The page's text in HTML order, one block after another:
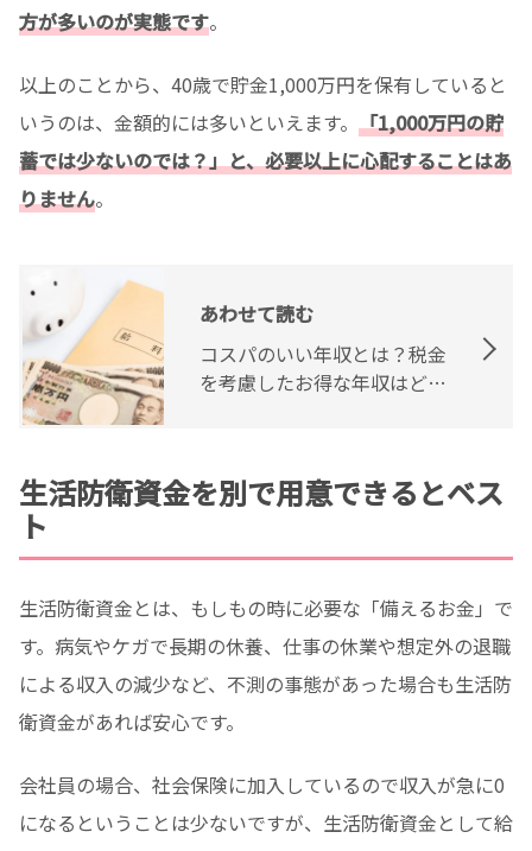
方が多いのが実態です。
以上のことから、40歳で貯金1,000万円を保有していると
いうのは、金額的には多いといえます。 「1,000万円の貯
蓄では少ないのでは？」と、必要以上に心配することはあ
りません。
あわせて読む
コスパのいい年収とは？税金
を考慮したお得な年収はどれ
生活防衛資金を別で用意できるとベス
ト
生活防衛資金とは、もしもの時に必要な「備えるお金」で
す。病気やケガで長期の休養、仕事の休業や想定外の退職
による収入の減少など、不測の事態があった場合も生活防
衛資金があれば安心です。
会社員の場合、社会保険に加入しているので収入が急に0
になるということは少ないですが、生活防衛資金として給